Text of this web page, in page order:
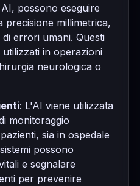
possono eseguire
precisione millimetrica,
errori umani. Questi
in operazioni
neurologica o
: L'AI viene utilizzata
monitoraggio
sia in ospedale
possono
e segnalare
per prevenire